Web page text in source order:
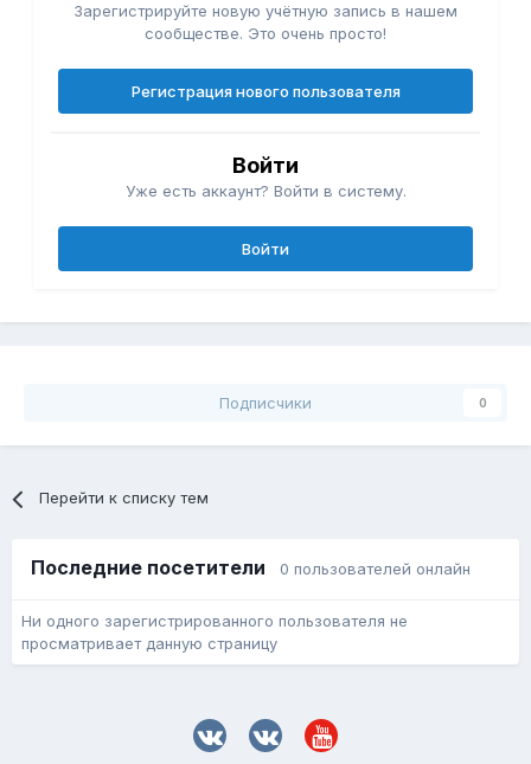
Зарегистрируйте новую учётную запись в нашем
сообществе. Это очень просто!
Регистрация нового пользователя
Войти
Уже есть аккаунт? Войти в систему.
Войти
Подписчики 0
Перейти к списку тем
Последние посетители 0 пользователей онлайн
Ни одного зарегистрированного пользователя не
просматривает данную страницу